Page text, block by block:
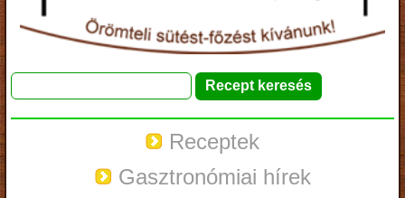
Receptek
Gasztronómiai hírek